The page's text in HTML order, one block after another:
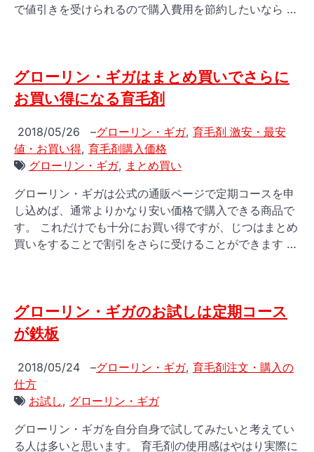
で値引きを受けられるので購入費用を節約したいなら …
グローリン・ギガはまとめ買いでさらに
お買い得になる育毛剤
2018/05/26 –グローリン・ギガ, 育毛剤 激安・最安
値・お買い得, 育毛剤購入価格
グローリン・ギガ, まとめ買い
グローリン・ギガは公式の通販ページで定期コースを申
し込めば、通常よりかなり安い価格で購入できる商品で
す。 これだけでも十分にお買い得ですが、じつはまとめ
買いをすることで割引をさらに受けることができます …
グローリン・ギガのお試しは定期コース
が鉄板
2018/05/24 –グローリン・ギガ, 育毛剤注文・購入の
仕方
お試し, グローリン・ギガ
グローリン・ギガを自分自身で試してみたいと考えてい
る人は多いと思います。 育毛剤の使用感はやはり実際に